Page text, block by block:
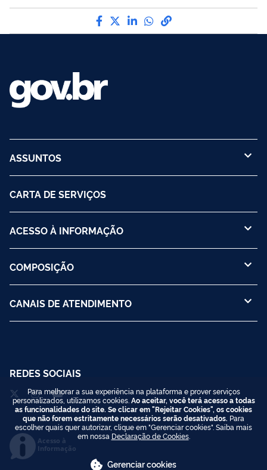
Compartilhe por Facebook
Compartilhe por Twitter
Compartilhe por
Compartilhe por
link para Copiar
ASSUNTOS
CARTA DE SERVIÇOS
ACESSO À INFORMAÇÃO
COMPOSIÇÃO
CANAIS DE ATENDIMENTO
REDES SOCIAIS
Acesso à
Informação
Para melhorar a sua experiência na plataforma e prover serviços
personalizados, utilizamos cookies. Ao aceitar, você terá acesso a todas
as funcionalidades do site. Se clicar em "Rejeitar Cookies", os cookies
que não forem estritamente necessários serão desativados. Para
escolher quais quer autorizar, clique em "Gerenciar cookies". Saiba mais
em nossa Declaração de Cookies.
Gerenciar cookies